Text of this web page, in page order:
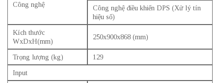
Công nghệ
Công nghệ điều khiển DPS (Xử lý tín
hiệu số)
Kích thước
WxDxH(mm)
250x900x868 (mm)
Trọng lượng (kg)
129
Input